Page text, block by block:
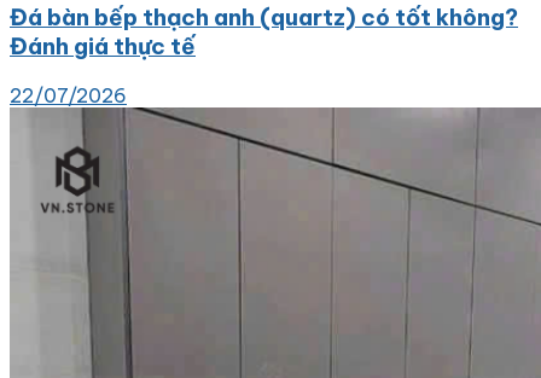
Đá bàn bếp thạch anh (quartz) có tốt không?
Đánh giá thực tế
22/07/2026